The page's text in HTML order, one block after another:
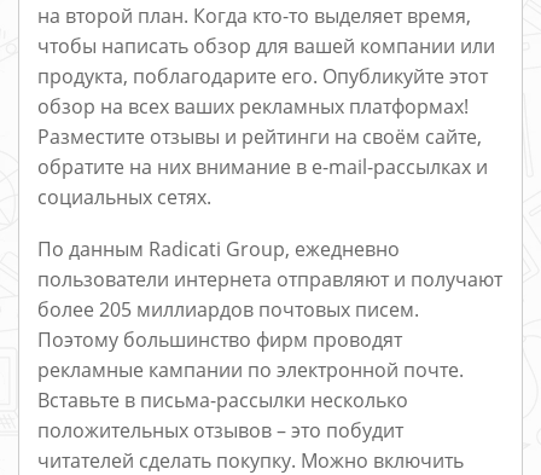
на второй план. Когда кто-то выделяет время,
чтобы написать обзор для вашей компании или
продукта, поблагодарите его. Опубликуйте этот
обзор на всех ваших рекламных платформах!
Разместите отзывы и рейтинги на своём сайте,
обратите на них внимание в е-mail-рассылках и
социальных сетях.
По данным Radicati Group, ежедневно
пользователи интернета отправляют и получают
более 205 миллиардов почтовых писем.
Поэтому большинство фирм проводят
рекламные кампании по электронной почте.
Вставьте в письма-рассылки несколько
положительных отзывов – это побудит
читателей сделать покупку. Можно включить